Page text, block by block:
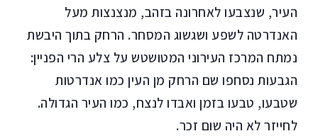
העיר, שנצבעו לאחרונה בזהב, מנצנצות מעל
האנדרטה לשפע ושגשוג המסחר. הרחק בתוך היבשת
נמתח המרכז העירוני המטושטש על צלע הרי הפניין:
הגבעות נסחפו שם הרחק מן העין כמו אנדרטות
שטבעו, טבעו בזמן ואבדו לנצח, כמו העיר הגדולה.
לחייזר לא היה שום זכר.